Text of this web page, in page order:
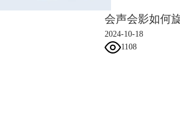
择“速度/时间流逝”，在弹出的对话框中拖动小滑
度，就向快的方向滑动，要是想要放慢速度，只
可，如果需要准确时间限制的，可以直接在新素
2024-10-18
1108